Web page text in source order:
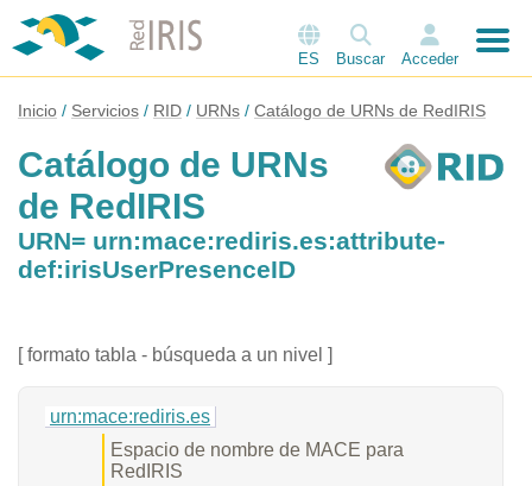
ES Buscar Acceder
Inicio Servicios RID URNs Catálogo de URNs de RedIRIS
Catálogo de URNs
de RedIRIS
URN= urn:mace:rediris.es:attribute-
def:irisUserPresenceID
[ formato tabla - búsqueda a un nivel ]
urn:mace:rediris.es
Espacio de nombre de MACE para
RedIRIS